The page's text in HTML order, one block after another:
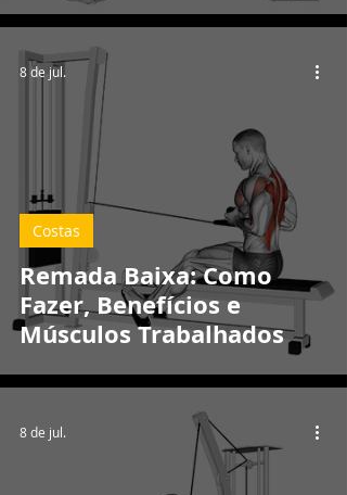
Remada Baixa: Como
Fazer, Benefícios e
Músculos Trabalhados
Costas
8 de jul.
8 de jul.